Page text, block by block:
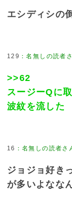
エシディシの
129
>>62
スージーQに
波紋を流した
16
ジョジョ好き
が多いよなな